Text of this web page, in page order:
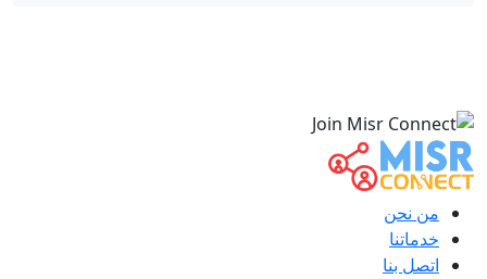
من نحن
خدماتنا
اتصل بنا